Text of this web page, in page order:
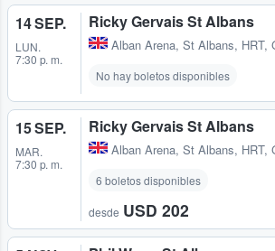
14 SEP.
LUN.
7:30 p. m.
Ricky Gervais St Albans
Alban Arena, St Albans, HRT,
No hay boletos disponibles
15 SEP.
MAR.
7:30 p. m.
Ricky Gervais St Albans
Alban Arena, St Albans, HRT,
6 boletos disponibles
desde USD 202